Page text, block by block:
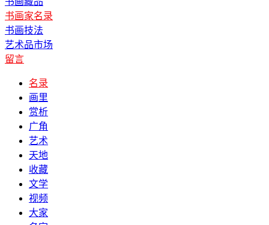
书画家名录
书画技法
艺术品市场
留言
名录
画里
赏析
广角
艺术
天地
收藏
文学
视频
大家